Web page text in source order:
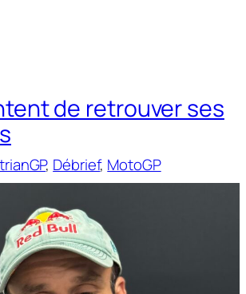
de retrouver ses
, Débrief, MotoGP